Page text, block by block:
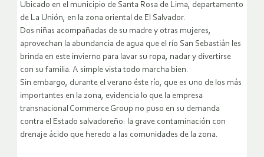
Ubicado en el municipio de Santa Rosa de Lima, departamento
de La Unión, en la zona oriental de El Salvador.
Dos niñas acompañadas de su madre y otras mujeres,
aprovechan la abundancia de agua que el río San Sebastián les
brinda en este invierno para lavar su ropa, nadar y divertirse
con su familia. A simple vista todo marcha bien.
Sin embargo, durante el verano éste río, que es uno de los más
importantes en la zona, evidencia lo que la empresa
transnacional Commerce Group no puso en su demanda
contra el Estado salvadoreño: la grave contaminación con
drenaje ácido que heredo a las comunidades de la zona.